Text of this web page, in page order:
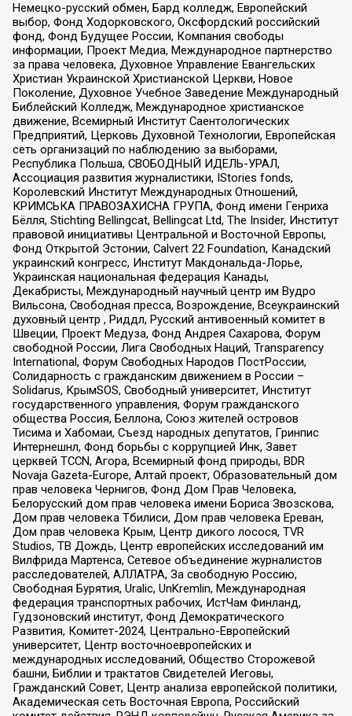
Немецко-русский обмен, Бард колледж, Европейский
выбор, Фонд Ходорковского, Оксфордский российский
фонд, Фонд Будущее России, Компания свободы
информации, Проект Медиа, Международное партнерство
за права человека, Духовное Управление Евангельских
Христиан Украинской Христианской Церкви, Новое
Поколение, Духовное Учебное Заведение Международный
Библейский Колледж, Международное христианское
движение, Всемирный Институт Саентологических
Предприятий, Церковь Духовной Технологии, Европейская
сеть организаций по наблюдению за выборами,
Республика Польша, СВОБОДНЫЙ ИДЕЛЬ-УРАЛ,
Ассоциация развития журналистики, IStories fonds,
Королевский Институт Международных Отношений,
КРИМСЬКА ПРАВОЗАХИСНА ГРУПА, Фонд имени Генриха
Бёлля, Stichting Bellingcat, Bellingcat Ltd, The Insider, Институт
правовой инициативы Центральной и Восточной Европы,
Фонд Открытой Эстонии, Calvert 22 Foundation, Канадский
украинский конгресс, Институт Макдональда-Лорье,
Украинская национальная федерация Канады,
Декабристы, Международный научный центр им Вудро
Вильсона, Свободная пресса, Возрождение, Всеукраинский
духовный центр , Риддл, Русский антивоенный комитет в
Швеции, Проект Медуза, Фонд Андрея Сахарова, Форум
свободной России, Лига Свободных Наций, Transparеncy
International, Форум Свободных Народов ПостРоссии,
Солидарность с гражданским движением в России –
Solidarus, КрымSOS, Свободный университет, Институт
государственного управления, Форум гражданского
общества Россия, Беллона, Союз жителей островов
Тисима и Хабомаи, Съезд народных депутатов, Гринпис
Интернешнл, Фонд борьбы с коррупцией Инк, Завет
церквей TCCN, Агора, Всемирный фонд природы, BDR
Novaja Gazeta-Europe, Алтай проект, Образовательный дом
прав человека Чернигов, Фонд Дом Прав Человека,
Белорусский дом прав человека имени Бориса Звозскова,
Дом прав человека Тбилиси, Дом прав человека Ереван,
Дом прав человека Крым, Центр дикого лосося, TVR
Studios, ТВ Дождь, Центр европейских исследований им
Вилфрида Мартенса, Сетевое объединение журналистов
расследователей, АЛЛАТРА, За свободную Россию,
Свободная Бурятия, Uralic, UnKremlin, Международная
федерация транспортных рабочих, ИстЧам Финланд,
Гудзоновский институт, Фонд Демократического
Развития, Комитет-2024, Центрально-Европейский
университет, Центр восточноевропейских и
международных исследований, Общество Сторожевой
башни, Библии и трактатов Свидетелей Иеговы,
Гражданский Совет, Центр анализа европейской политики,
Академическая сеть Восточная Европа, Российский